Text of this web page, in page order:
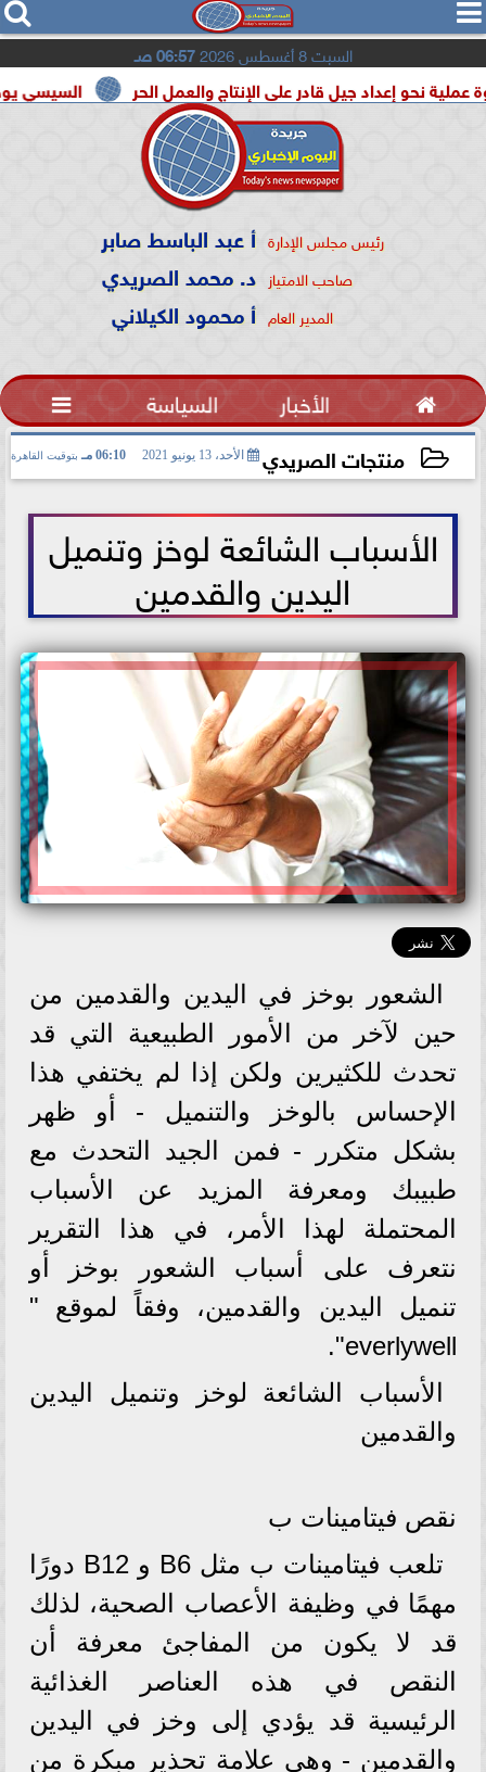
  
السبت 8 أغسطس 2026 06:57 صـ
السيسي يوحد السودان جيل قادر على الإنتاج والعمل الحر
رئيس مجلس الإدارة أ عبد الباسط صابر
صاحب الامتياز د. محمد الصريدي
المدير العام أ محمود الكيلاني
 الأخبار السياسة 
منتجات الصريدي الأحد، 13 يونيو 2021 06:10 مـ بتوقيت القاهرة
الأسباب الشائعة لوخز وتنميل
اليدين والقدمين
الشعور بوخز في اليدين والقدمين من
حين لآخر من الأمور الطبيعية التي قد
تحدث للكثيرين ولكن إذا لم يختفي هذا
الإحساس بالوخز والتنميل - أو ظهر
بشكل متكرر - فمن الجيد التحدث مع
طبيبك ومعرفة المزيد عن الأسباب
المحتملة لهذا الأمر، في هذا التقرير
نتعرف على أسباب الشعور بوخز أو
تنميل اليدين والقدمين، وفقاً لموقع "
everlywell".
الأسباب الشائعة لوخز وتنميل اليدين
والقدمين
نقص فيتامينات ب
تلعب فيتامينات ب مثل B6 و B12 دورًا
مهمًا في وظيفة الأعصاب الصحية، لذلك
قد لا يكون من المفاجئ معرفة أن
النقص في هذه العناصر الغذائية
الرئيسية قد يؤدي إلى وخز في اليدين
والقدمين - وهي علامة تحذير مبكرة من